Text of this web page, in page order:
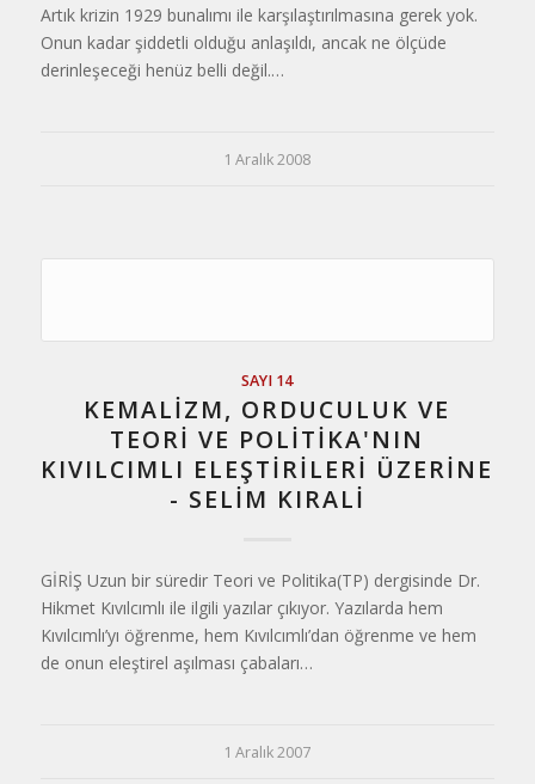
Artık krizin 1929 bunalımı ile karşılaştırılmasına gerek yok.
Onun kadar şiddetli olduğu anlaşıldı, ancak ne ölçüde
derinleşeceği henüz belli değil.…
1 Aralık 2008
SAYI 14
KEMALIZM, ORDUCULUK VE
TEORI VE POLITIKA'NIN
KIVILCIMLI ELEŞTIRILERI ÜZERINE
- SELIM KIRALI
GİRİŞ Uzun bir süredir Teori ve Politika(TP) dergisinde Dr.
Hikmet Kıvılcımlı ile ilgili yazılar çıkıyor. Yazılarda hem
Kıvılcımlı’yı öğrenme, hem Kıvılcımlı’dan öğrenme ve hem
de onun eleştirel aşılması çabaları…
1 Aralık 2007